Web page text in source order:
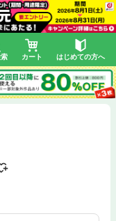
カート はじめての方へ